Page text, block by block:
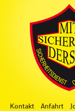
Kontakt Anfahrt